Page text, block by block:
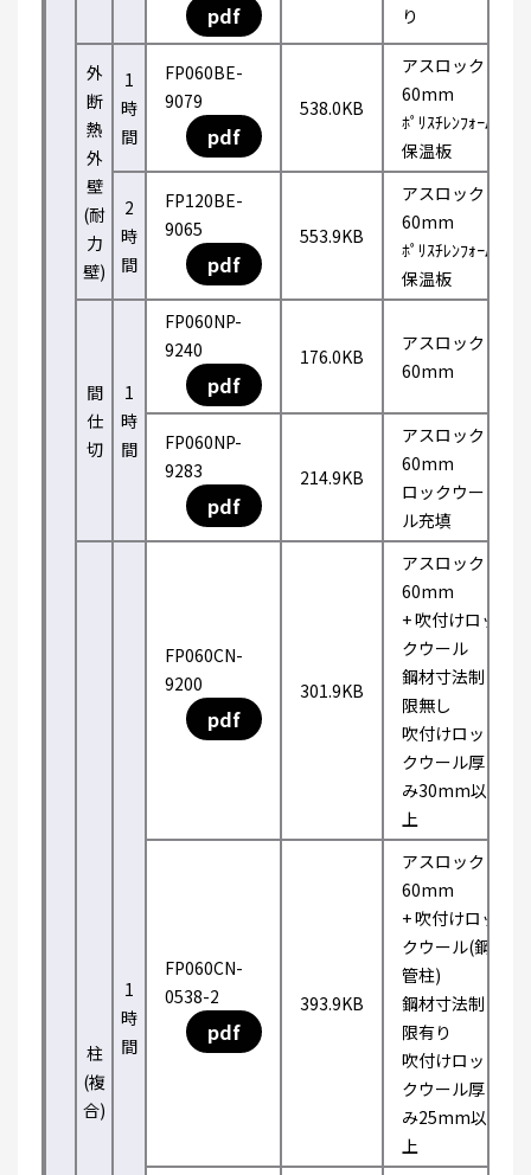
pdf
り
外
断
熱
外
壁
(耐
力
壁)
1
時
間
FP060BE-
9079
pdf
538.0KB
アスロック
60mm
ﾎﾟﾘｽﾁﾚﾝﾌｫｰﾑ
保温板
2
時
間
FP120BE-
9065
pdf
553.9KB
アスロック
60mm
ﾎﾟﾘｽﾁﾚﾝﾌｫｰﾑ
保温板
間
仕
切
1
時
間
FP060NP-
9240
pdf
176.0KB
アスロック
60mm
FP060NP-
9283
pdf
214.9KB
アスロック
60mm
ロックウー
ル充填
柱
(複
合)
1
時
間
FP060CN-
9200
pdf
301.9KB
アスロック
60mm
+ 吹付けロッ
クウール
鋼材寸法制
限無し
吹付けロッ
クウール厚
み30mm以
上
FP060CN-
0538-2
pdf
393.9KB
アスロック
60mm
+ 吹付けロッ
クウール(鋼
管柱)
鋼材寸法制
限有り
吹付けロッ
クウール厚
み25mm以
上